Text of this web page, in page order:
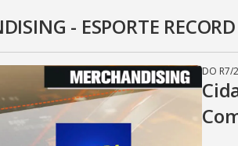
- ESPORTE
DO R7/